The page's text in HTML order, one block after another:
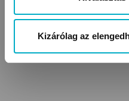
Kizárólag az
UV szűrős sapkák,
kalapok